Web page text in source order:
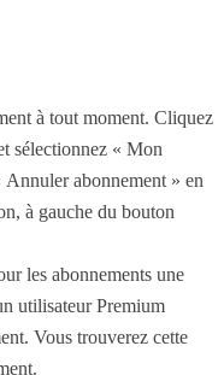
à tout moment. Cliquez
sélectionnez « Mon
abonnement » en
à gauche du bouton
les abonnements une
utilisateur Premium
Vous trouverez cette